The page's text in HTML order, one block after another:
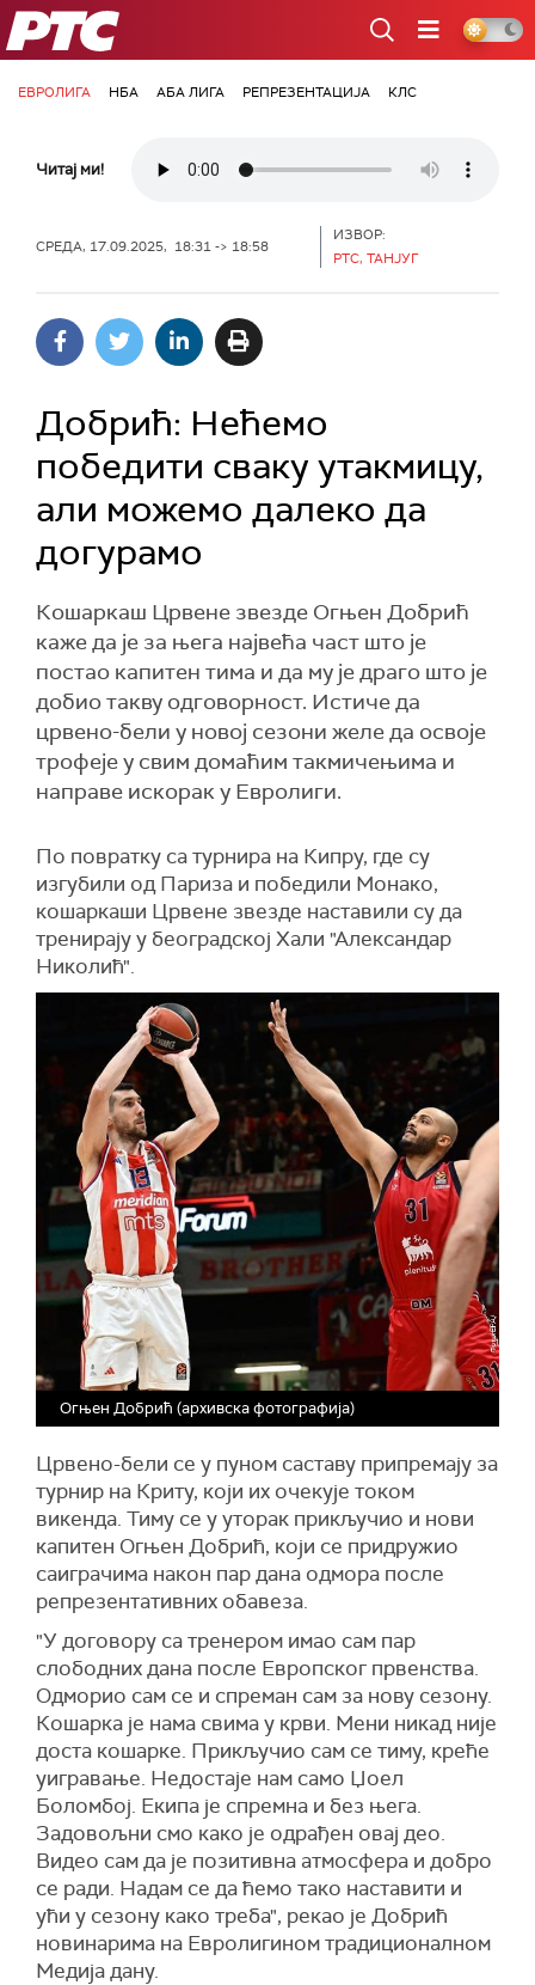
РТС
ЕВРОЛИГА НБА АБА ЛИГА РЕПРЕЗЕНТАЦИЈА КЛС
Читај ми!
СРЕДА, 17.09.2025, 18:31 -> 18:58
ИЗВОР:
РТС, ТАНЈУГ
Добрић: Нећемо
победити сваку утакмицу,
али можемо далеко да
догурамо
Кошаркаш Црвене звезде Огњен Добрић
каже да је за њега највећа част што је
постао капитен тима и да му је драго што је
добио такву одговорност. Истиче да
црвено-бели у новој сезони желе да освоје
трофеје у свим домаћим такмичењима и
направе искорак у Евролиги.
По повратку са турнира на Кипру, где су
изгубили од Париза и победили Монако,
кошаркаши Црвене звезде наставили су да
тренирају у београдској Хали "Александар
Николић".
Огњен Добрић (архивска фотографија)
Црвено-бели се у пуном саставу припремају за
турнир на Криту, који их очекује током
викенда. Тиму се у уторак прикључио и нови
капитен Огњен Добрић, који се придружио
саиграчима након пар дана одмора после
репрезентативних обавеза.
"У договору са тренером имао сам пар
слободних дана после Европског првенства.
Одморио сам се и спреман сам за нову сезону.
Кошарка је нама свима у крви. Мени никад није
доста кошарке. Прикључио сам се тиму, креће
уигравање. Недостаје нам само Џоел
Боломбој. Екипа је спремна и без њега.
Задовољни смо како је одрађен овај део.
Видео сам да је позитивна атмосфера и добро
се ради. Надам се да ћемо тако наставити и
ући у сезону како треба", рекао је Добрић
новинарима на Евролигином традиционалном
Медија дану.